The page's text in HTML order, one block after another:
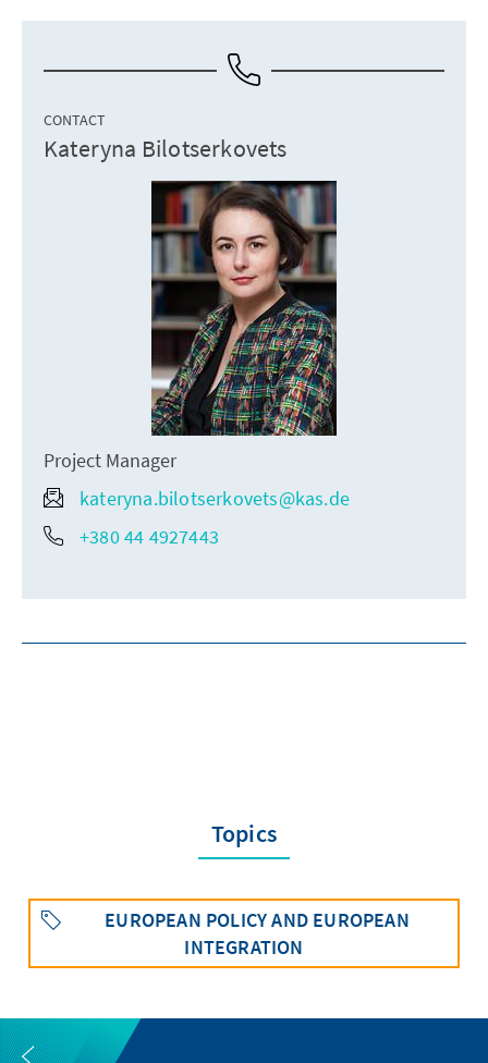
CONTACT
Kateryna Bilotserkovets
Project Manager
kateryna.bilotserkovets@kas.de
+380 44 4927443
Topics
EUROPEAN POLICY AND EUROPEAN
INTEGRATION